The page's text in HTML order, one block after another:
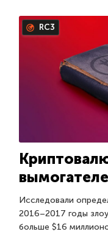
RC3
Исследовали
2016–2017 годы
больше $16